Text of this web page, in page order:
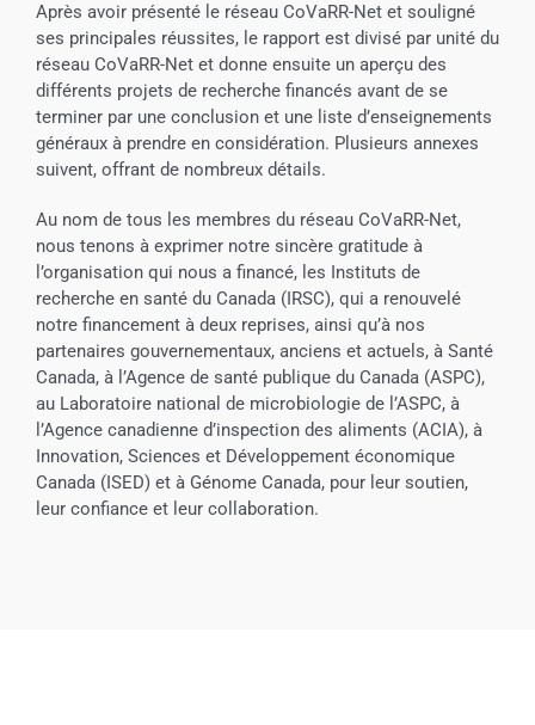
Après avoir présenté le réseau CoVaRR-Net et souligné
ses principales réussites, le rapport est divisé par unité du
réseau CoVaRR-Net et donne ensuite un aperçu des
différents projets de recherche financés avant de se
terminer par une conclusion et une liste d’enseignements
généraux à prendre en considération. Plusieurs annexes
suivent, offrant de nombreux détails.
Au nom de tous les membres du réseau CoVaRR-Net,
nous tenons à exprimer notre sincère gratitude à
l’organisation qui nous a financé, les Instituts de
recherche en santé du Canada (IRSC), qui a renouvelé
notre financement à deux reprises, ainsi qu’à nos
partenaires gouvernementaux, anciens et actuels, à Santé
Canada, à l’Agence de santé publique du Canada (ASPC),
au Laboratoire national de microbiologie de l’ASPC, à
l’Agence canadienne d’inspection des aliments (ACIA), à
Innovation, Sciences et Développement économique
Canada (ISED) et à Génome Canada, pour leur soutien,
leur confiance et leur collaboration.